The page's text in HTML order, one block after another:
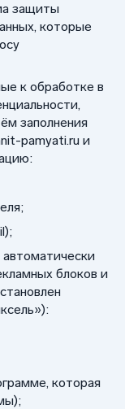
защиты
которые
к обработке в
заполнения
pamyati.ru и
блоков и
которая